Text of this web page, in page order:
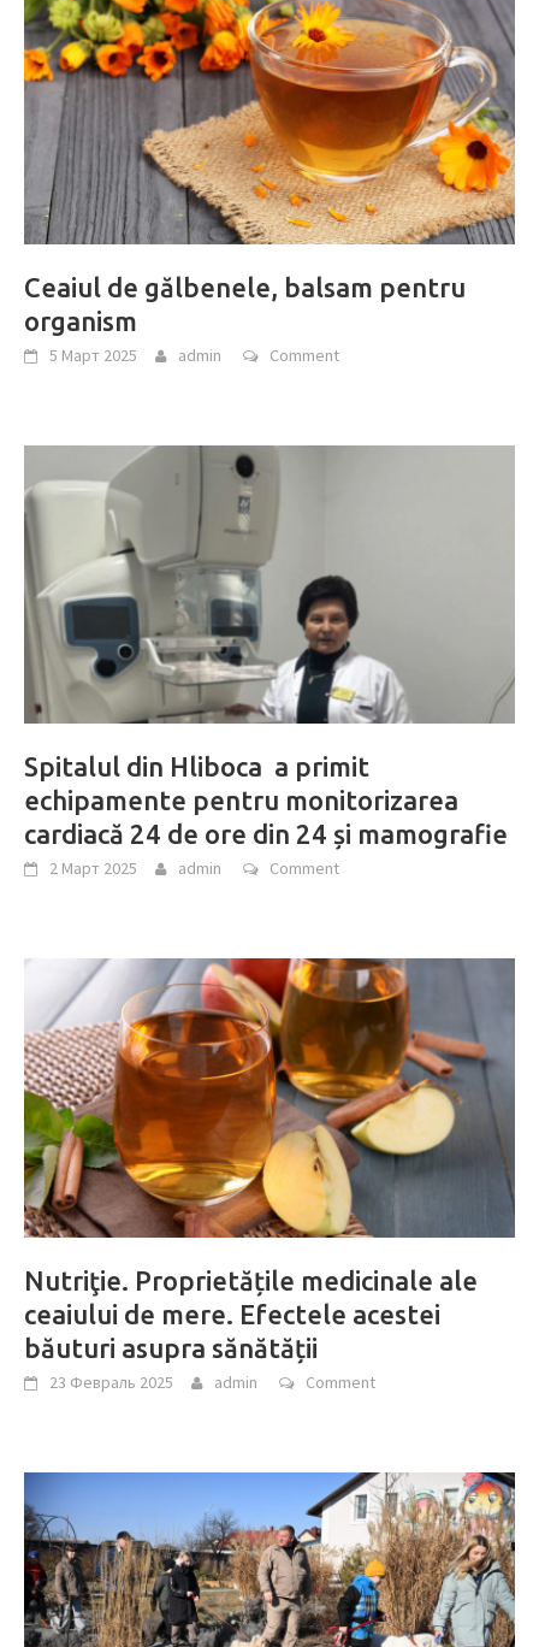
Ceaiul de gălbenele, balsam pentru
organism
5 Март 2025 admin Comment
Spitalul din Hliboca a primit
echipamente pentru monitorizarea
cardiacă 24 de ore din 24 și mamografie
2 Март 2025 admin Comment
Nutriţie. Proprietățile medicinale ale
ceaiului de mere. Efectele acestei
băuturi asupra sănătății
23 Февраль 2025 admin Comment